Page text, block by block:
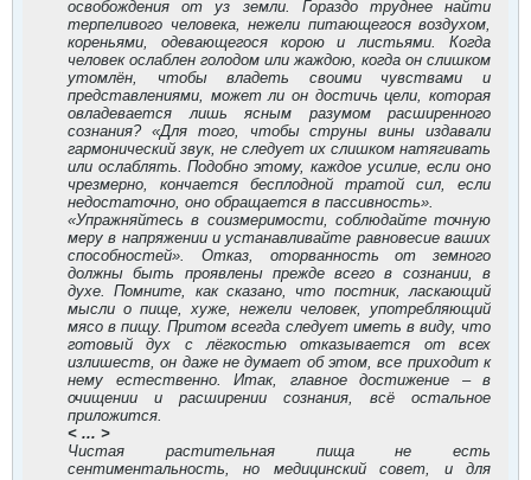
освобождения от уз земли. Гораздо труднее найти
терпеливого человека, нежели питающегося воздухом,
кореньями, одевающегося корою и листьями. Когда
человек ослаблен голодом или жаждою, когда он слишком
утомлён, чтобы владеть своими чувствами и
представлениями, может ли он достичь цели, которая
овладевается лишь ясным разумом расширенного
сознания? «Для того, чтобы струны вины издавали
гармонический звук, не следует их слишком натягивать
или ослаблять. Подобно этому, каждое усилие, если оно
чрезмерно, кончается бесплодной тратой сил, если
недостаточно, оно обращается в пассивность».
«Упражняйтесь в соизмеримости, соблюдайте точную
меру в напряжении и устанавливайте равновесие ваших
способностей». Отказ, оторванность от земного
должны быть проявлены прежде всего в сознании, в
духе. Помните, как сказано, что постник, ласкающий
мысли о пище, хуже, нежели человек, употребляющий
мясо в пищу. Притом всегда следует иметь в виду, что
готовый дух с лёгкостью отказывается от всех
излишеств, он даже не думает об этом, все приходит к
нему естественно. Итак, главное достижение – в
очищении и расширении сознания, всё остальное
приложится.
< ... >
Чистая растительная пища не есть
сентиментальность, но медицинский совет, и для